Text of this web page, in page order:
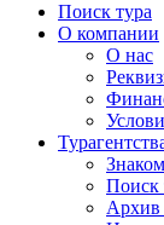
Поиск тура
О компании
О нас
Поиск
Архив